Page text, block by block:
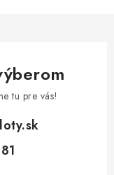
tu pre vás!